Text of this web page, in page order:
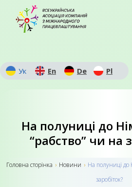
Ук En De Pl
На полуниці до
“рабство” чи на
Головна сторiнка › Новини › На полуниці до
заробіток?